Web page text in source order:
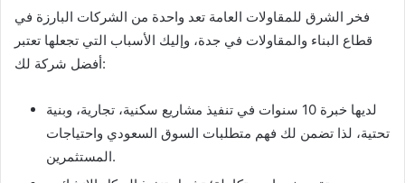
فخر الشرق للمقاولات العامة تعد واحدة من الشركات البارزة في
قطاع البناء والمقاولات في جدة، وإليك الأسباب التي تجعلها تعتبر
أفضل شركة لك:
لديها خبرة 10 سنوات في تنفيذ مشاريع سكنية، تجارية، وبنية
تحتية، لذا تضمن لك فهم متطلبات السوق السعودي واحتياجات
المستثمرين.